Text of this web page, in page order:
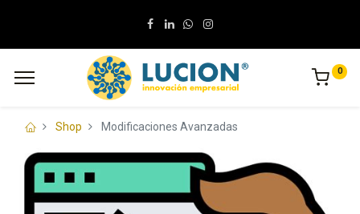
0
Shop Modificaciones Avanzadas